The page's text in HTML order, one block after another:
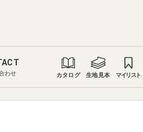
わせ カタログ 生地見本 マイリスト